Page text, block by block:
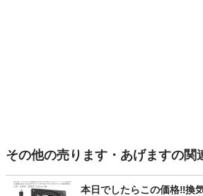
その他の売ります・あげますの関
本日でしたらこの価格‼️換